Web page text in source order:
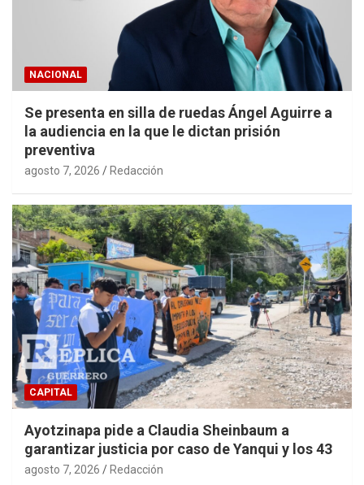
NACIONAL
Se presenta en silla de ruedas Ángel Aguirre a
la audiencia en la que le dictan prisión
preventiva
agosto 7, 2026 Redacción
CAPITAL
Ayotzinapa pide a Claudia Sheinbaum a
garantizar justicia por caso de Yanqui y los 43
agosto 7, 2026 Redacción